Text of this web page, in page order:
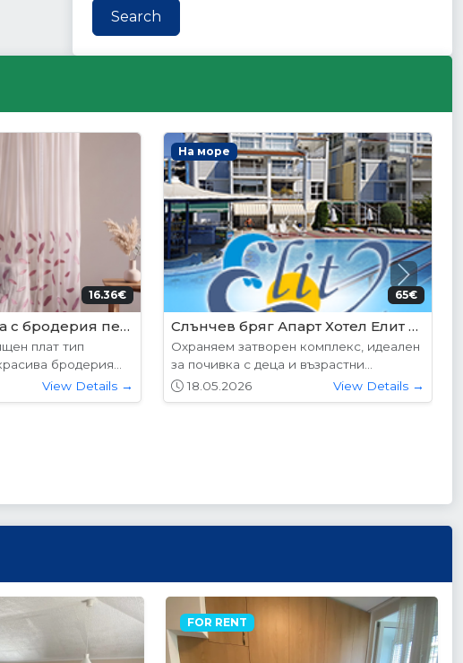
Search
178.95€ (350лв.)
в следните
77х204см...
View Details →
Интериорни врати
204.52€ (400лв.)
VP-01S Hepo
Вратите се предлагат в следните
размери: 87х204см. 77х204см...
01.05.2026
View Details →
Next
FOR RENT